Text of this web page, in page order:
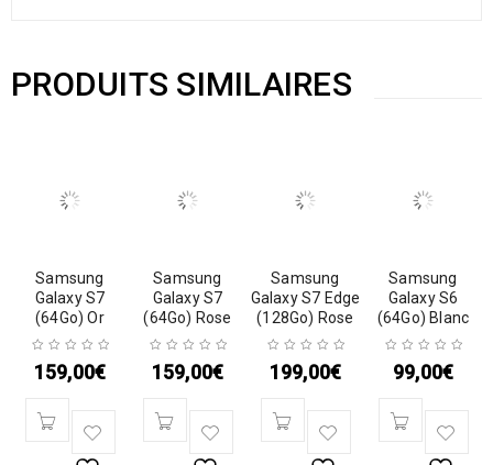
PRODUITS SIMILAIRES
Samsung
Galaxy S7
(64Go) Or
159,00€
Samsung
Galaxy S7
(64Go) Rose
159,00€
Samsung
Galaxy S7 Edge
(128Go) Rose
199,00€
Samsung
Galaxy S6
(64Go) Blanc
99,00€